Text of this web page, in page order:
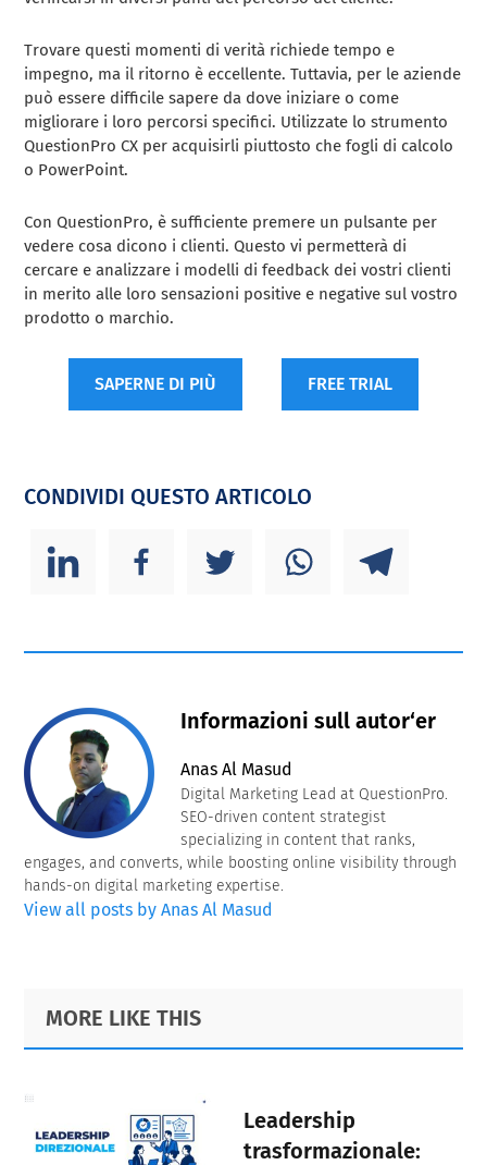
Trovare questi momenti di verità richiede tempo e
impegno, ma il ritorno è eccellente. Tuttavia, per le aziende
può essere difficile sapere da dove iniziare o come
migliorare i loro percorsi specifici. Utilizzate lo strumento
QuestionPro CX per acquisirli piuttosto che fogli di calcolo
o PowerPoint.
Con QuestionPro, è sufficiente premere un pulsante per
vedere cosa dicono i clienti. Questo vi permetterà di
cercare e analizzare i modelli di feedback dei vostri clienti
in merito alle loro sensazioni positive e negative sul vostro
prodotto o marchio.
SAPERNE DI PIÙ FREE TRIAL
CONDIVIDI QUESTO ARTICOLO
Informazioni sull autor‘er
Anas Al Masud
Digital Marketing Lead at QuestionPro.
SEO-driven content strategist
specializing in content that ranks,
engages, and converts, while boosting online visibility through
hands-on digital marketing expertise.
View all posts by Anas Al Masud
Primary
Sidebar
Footer
MORE LIKE THIS
Leadership
trasformazionale: